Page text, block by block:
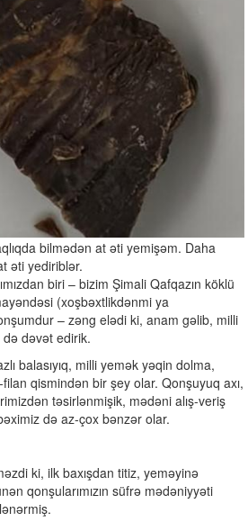
bilmədən at əti yemişəm. Daha
əti yediriblər.
biri – bizim Şimali Qafqazın köklü
(xoşbəxtlikdənmi ya
– zəng elədi ki, anam gəlib, milli
dəvət edirik.
balasıyıq, milli yemək yəqin dolma,
qismindən bir şey olar. Qonşuyuq axı,
təsirlənmişik, mədəni alış-veriş
də az-çox bənzər olar.
ki, ilk baxışdan titiz, yeməyinə
qonşularımızın süfrə mədəniyyəti